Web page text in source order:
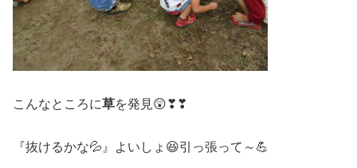
こんなところに草を発見😲❣❣
『抜けるかな💦』よいしょ😆引っ張って～💪